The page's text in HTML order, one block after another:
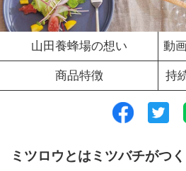
山田養蜂場の想い 動
商品特徴 持
ミツロウとはミツバチがつ